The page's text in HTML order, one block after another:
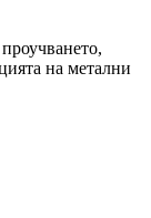
на метални